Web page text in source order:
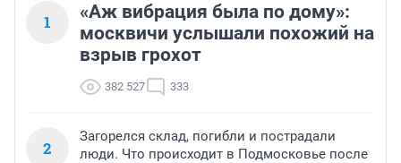
1
«Аж вибрация была по дому»:
москвичи услышали похожий на
взрыв грохот
382 527 333
2
Загорелся склад, погибли и пострадали
люди. Что происходит в Подмосковье после